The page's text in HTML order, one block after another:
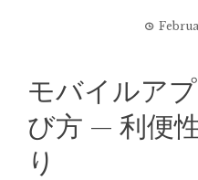
モバイルア
び方 — 利便
り